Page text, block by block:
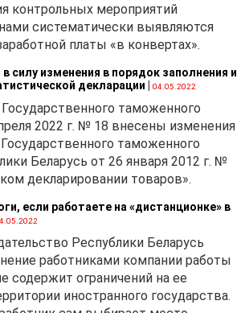
кредиту сч. 97 «Расходы
будущих периодов».
Согласно п. 76 Инструкции
о порядке применения
типового плана счетов
бухгалтерского учета,
утвержденной
постановлением
Министерства финансов
Республики Беларусь от
Инструкция № 50), сч. 97
периодов» предназначен
для обобщения информации
о расходах, произведенных
в отчетном периоде, но
контрольных мероприятий
систематически выявляются
платы «в конвертах».
силу изменения в порядок заполнения и
декларации
04.05.2022
таможенного
2022 г. № 18 внесены изменения
таможенного
Беларусь от 26 января 2012 г. №
декларировании товаров».
если работаете на «дистанционке» в
Республики Беларусь
работниками компании работы
содержит ограничений на ее
иностранного государства.